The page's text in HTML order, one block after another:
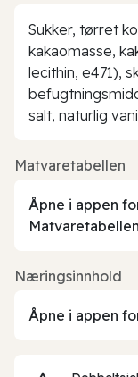
Sukker, tørret
kakaomasse,
lecithin, e471),
salt, naturlig
Matvaretabellen
Åpne i appen
Næringsinnhold
Åpne i appen